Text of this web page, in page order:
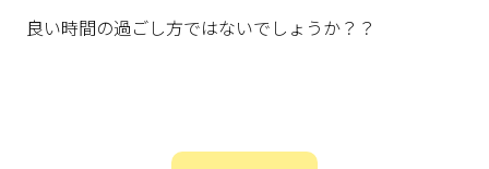
良い時間の過ごし方ではないでしょうか？？